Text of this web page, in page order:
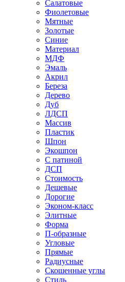
Салатовые
Фиолетовые
Мятные
Золотые
Синие
Материал
МДФ
Эмаль
Акрил
Береза
Дерево
Дуб
ЛДСП
Массив
Пластик
Шпон
Экошпон
С патиной
ДСП
Стоимость
Дешевые
Дорогие
Эконом-класс
Элитные
Форма
П-образные
Угловые
Прямые
Радиусные
Скошенные углы
Стиль